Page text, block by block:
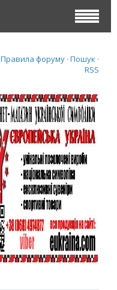
Правила форуму · Пошук ·
RSS